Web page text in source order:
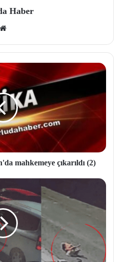
Haber
site
si
mahkemeye çıkarıldı (2)